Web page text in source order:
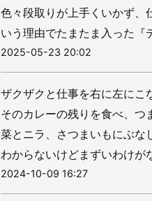
色々段取りが上手くいかず、
いう理由でたまたま入った『
2025-05-23 20:02
ザクザクと仕事を右に左にこ
そのカレーの残りを食べ、つ
菜とニラ、さつまいもにぶな
わからないけどまずいわけが
2024-10-09 16:27